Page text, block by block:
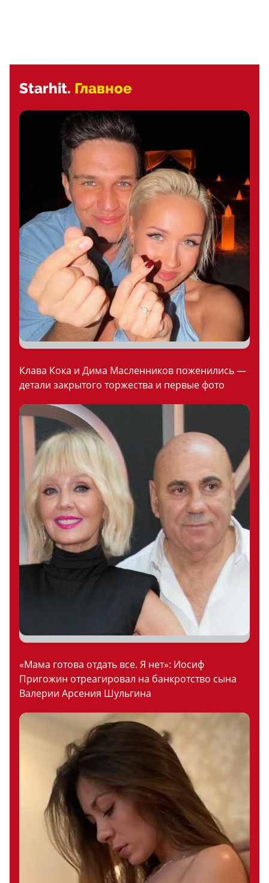
Starhit. Главное
Клава Кока и Дима Масленников поженились —
детали закрытого торжества и первые фото
«Мама готова отдать все. Я нет»: Иосиф
Пригожин отреагировал на банкротство сына
Валерии Арсения Шульгина